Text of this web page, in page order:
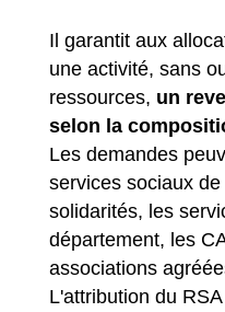
Il garantit aux
une activité, sans
ressources, un
selon la
Les demandes
services sociaux
solidarités, les
département, les
associations
L'attribution du